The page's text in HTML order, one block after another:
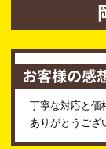
丁寧な対応と価
ありがとうござ